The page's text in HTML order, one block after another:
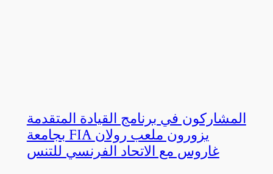
المشاركون في برنامج القيادة المتقدمة
بجامعة FIA يزورون ملعب رولان
غاروس مع الاتحاد الفرنسي للتنس